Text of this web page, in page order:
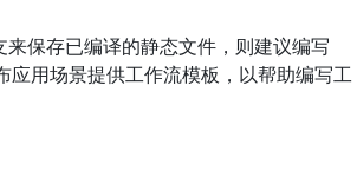
保存已编译的静态文件，则建议编写
用场景提供工作流模板，以帮助编写工